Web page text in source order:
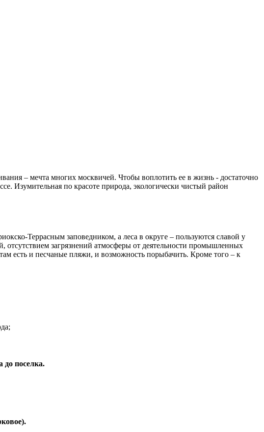
– мечта многих москвичей. Чтобы воплотить ее в жизнь - достаточно
Изумительная по красоте природа, экологически чистый район
Террасным заповедником, а леса в округе – пользуются славой у
отсутствием загрязнений атмосферы от деятельности промышленных
есть и песчаные пляжи, и возможность порыбачить. Кроме того – к
до поселка.